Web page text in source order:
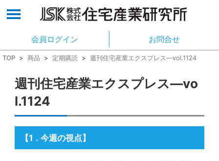
会員ログイン お問合せ
TOP > 商品 > 定期購読 > 週刊住宅産業エクスプレス―vol.1124
週刊住宅産業エクスプレス―vo
l.1124
【1 ． 今週の視点】